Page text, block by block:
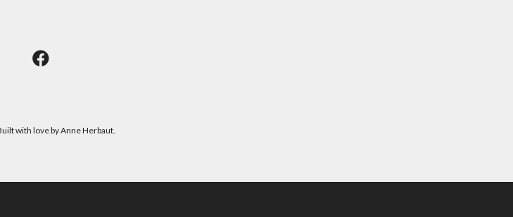
with love by Anne Herbaut.